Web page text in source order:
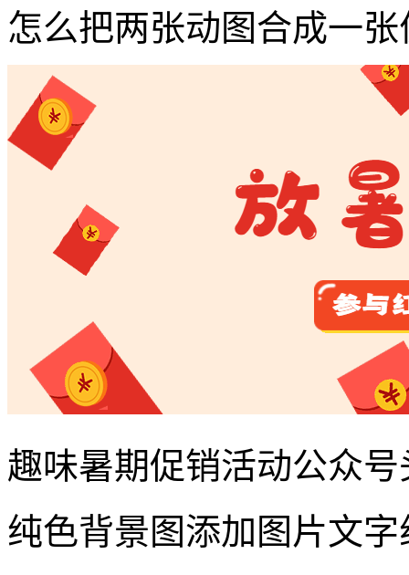
怎么把两张动图合成一
趣味暑期促销活动公众号
纯色背景图添加图片文字